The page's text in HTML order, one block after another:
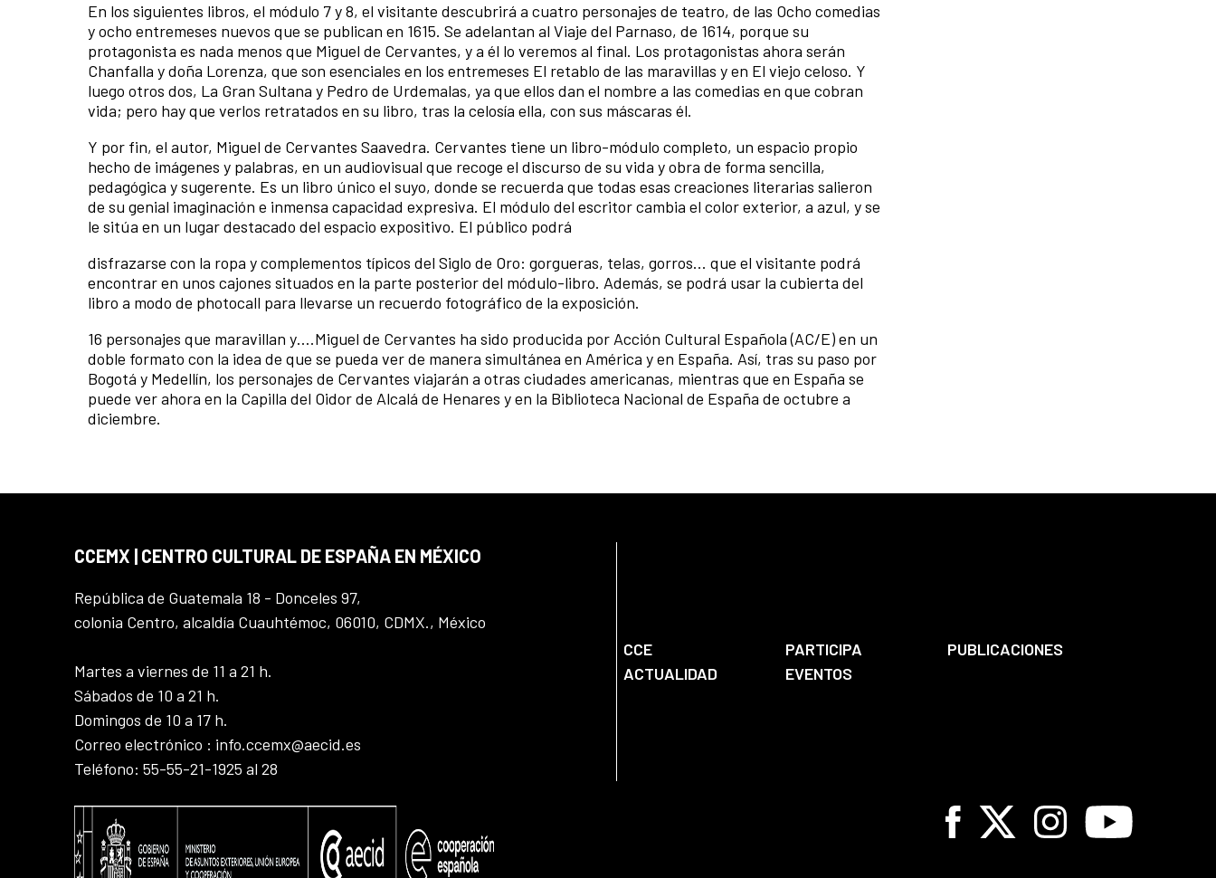
En los siguientes libros, el módulo 7 y 8, el visitante descubrirá a cuatro personajes de teatro, de las Ocho comedias
y ocho entremeses nuevos que se publican en 1615. Se adelantan al Viaje del Parnaso, de 1614, porque su
protagonista es nada menos que Miguel de Cervantes, y a él lo veremos al final. Los protagonistas ahora serán
Chanfalla y doña Lorenza, que son esenciales en los entremeses El retablo de las maravillas y en El viejo celoso. Y
luego otros dos, La Gran Sultana y Pedro de Urdemalas, ya que ellos dan el nombre a las comedias en que cobran
vida; pero hay que verlos retratados en su libro, tras la celosía ella, con sus máscaras él.
Y por fin, el autor, Miguel de Cervantes Saavedra. Cervantes tiene un libro-módulo completo, un espacio propio
hecho de imágenes y palabras, en un audiovisual que recoge el discurso de su vida y obra de forma sencilla,
pedagógica y sugerente. Es un libro único el suyo, donde se recuerda que todas esas creaciones literarias salieron
de su genial imaginación e inmensa capacidad expresiva. El módulo del escritor cambia el color exterior, a azul, y se
le sitúa en un lugar destacado del espacio expositivo. El público podrá
disfrazarse con la ropa y complementos típicos del Siglo de Oro: gorgueras, telas, gorros... que el visitante podrá
encontrar en unos cajones situados en la parte posterior del módulo-libro. Además, se podrá usar la cubierta del
libro a modo de photocall para llevarse un recuerdo fotográfico de la exposición.
16 personajes que maravillan y….Miguel de Cervantes ha sido producida por Acción Cultural Española (AC/E) en un
doble formato con la idea de que se pueda ver de manera simultánea en América y en España. Así, tras su paso por
Bogotá y Medellín, los personajes de Cervantes viajarán a otras ciudades americanas, mientras que en España se
puede ver ahora en la Capilla del Oidor de Alcalá de Henares y en la Biblioteca Nacional de España de octubre a
diciembre.
CCEMX | CENTRO CULTURAL DE ESPAÑA EN MÉXICO
República de Guatemala 18 - Donceles 97,
colonia Centro, alcaldía Cuauhtémoc, 06010, CDMX., México
Martes a viernes de 11 a 21 h.
Sábados de 10 a 21 h.
Domingos de 10 a 17 h.
Correo electrónico : info.ccemx@aecid.es
Teléfono: 55-55-21-1925 al 28
CCE PARTICIPA
PUBLICACIONES
ACTUALIDAD
EVENTOS
Facebook
X InstagramYoutube